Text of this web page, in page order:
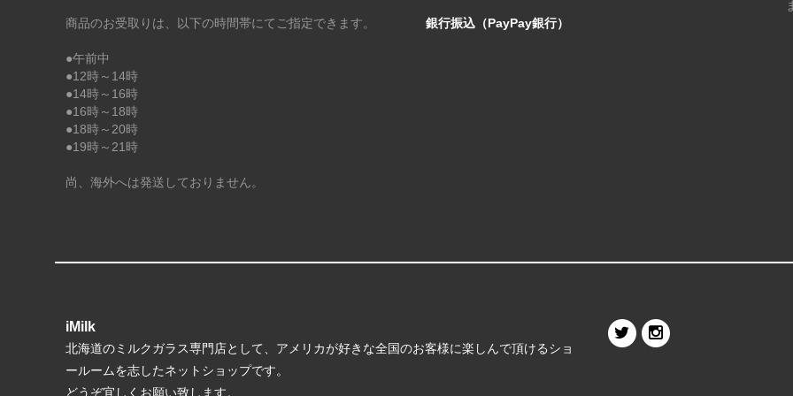
商品のお受取りは、以下の時間帯にてご指定できます。
●午前中
●12時～14時
●14時～16時
●16時～18時
●18時～20時
●19時～21時
尚、海外へは発送しておりません。
銀行振込（PayPay銀行）
iMilk
北海道のミルクガラス専門店として、アメリカが好きな全国のお客様に楽しんで頂けるショ
ールームを志したネットショップです。
どうぞ宜しくお願い致します。